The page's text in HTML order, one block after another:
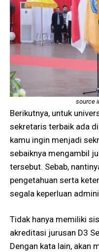
source
Berikutnya, untuk
sekretaris terbaik ada
kamu ingin menjadi
sebaiknya mengambil
tersebut. Sebab,
pengetahuan serta
segala keperluan
Tidak hanya memiliki
akreditasi jurusan D3
Dengan kata lain, akan